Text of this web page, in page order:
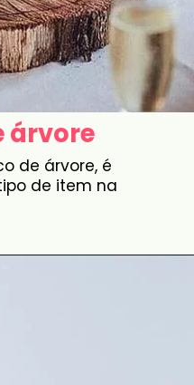
árvore
de árvore, é
de item na